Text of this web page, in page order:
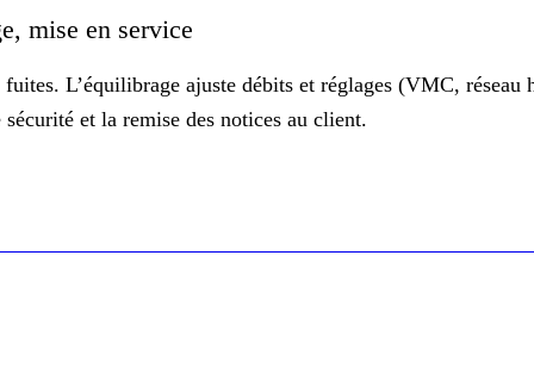
mise en service
L’équilibrage ajuste débits et réglages (VMC,
et la remise des notices au client.